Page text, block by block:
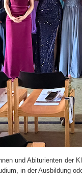
und Abiturienten
in der Ausbildung